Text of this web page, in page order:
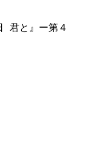
君と』ー第４